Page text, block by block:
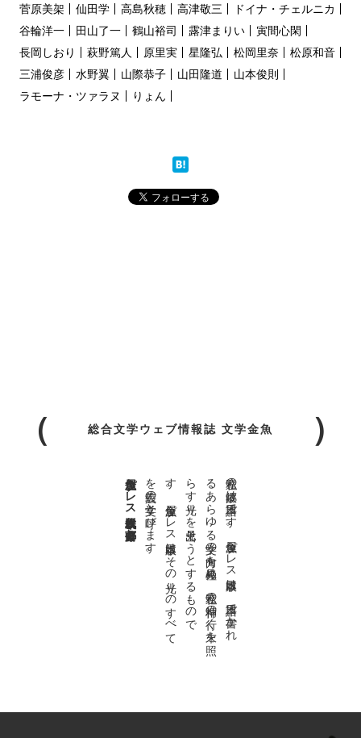
菅原美架
仙田学 高島秋穂 高津敬三
ドイナ・チェルニカ
谷輪洋一
田山了一 鶴山裕司 露津まりい
寅間心閑
長岡しおり
萩野篤人 原里実 星隆弘 松岡里奈
松原和音
三浦俊彦
水野翼 山際恭子 山田隆道
山本俊則
ラモーナ・ツァラヌ
りょん
総合文学ウェブ情報誌 文学金魚
私達の
故郷は
日本語で
す
。
金魚屋プ
レ
ス
日本版は
、
日本語で
書か
れ
る
あ
ら
ゆ
る
文学の
方向を
見極め
、
私達の
精神の
行く
末を
照
ら
す
光り
を
見出そ
う
と
す
る
も
の
で
す
。
金魚屋プ
レ
ス
日本版は
そ
の
光り
の
す
べ
て
を
広義の
文学と
呼び
ま
す
。
金魚屋プレス日本版代表 齋藤都